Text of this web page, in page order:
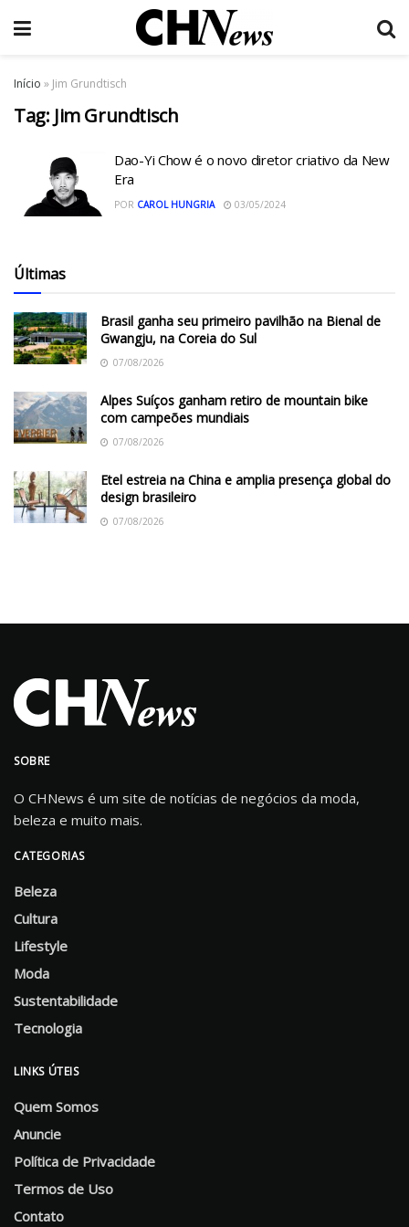
Início » Jim Grundtisch
Tag: Jim Grundtisch
Dao-Yi Chow é o novo diretor criativo da New
Era
POR CAROL HUNGRIA 03/05/2024
Últimas
Brasil ganha seu primeiro pavilhão na Bienal de
Gwangju, na Coreia do Sul
07/08/2026
Alpes Suíços ganham retiro de mountain bike
com campeões mundiais
07/08/2026
Etel estreia na China e amplia presença global do
design brasileiro
07/08/2026
SOBRE
O CHNews é um site de notícias de negócios da moda,
beleza e muito mais.
CATEGORIAS
Beleza
Cultura
Lifestyle
Moda
Sustentabilidade
Tecnologia
LINKS ÚTEIS
Quem Somos
Anuncie
Política de Privacidade
Termos de Uso
Contato